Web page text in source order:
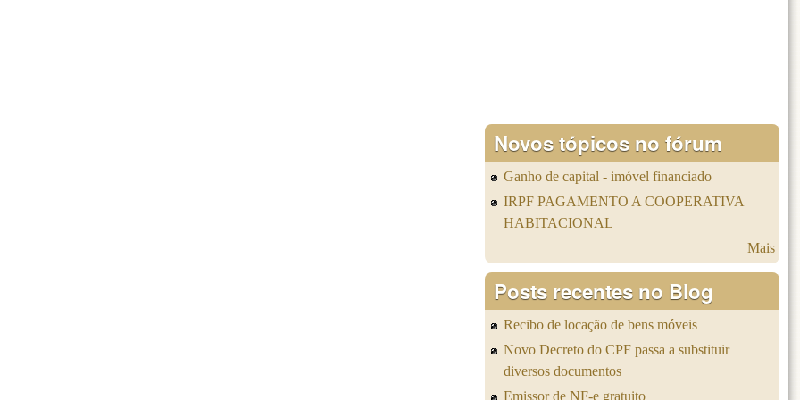
Novos tópicos no fórum
Ganho de capital - imóvel financiado
IRPF PAGAMENTO A COOPERATIVA
HABITACIONAL
Mais
Posts recentes no Blog
Recibo de locação de bens móveis
Novo Decreto do CPF passa a substituir
diversos documentos
Emissor de NF-e gratuito